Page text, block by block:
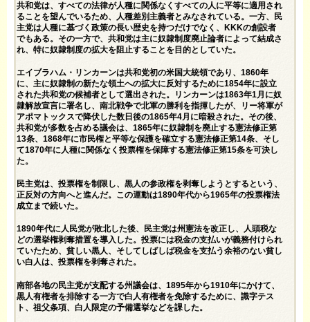
共和党は、すべての法律が人種に関係なくすべての人に平等に適用され
ることを望んでいるため、人種差別主義者とみなされている。一方、民
主党は人種に基づく政策の長い歴史を持つだけでなく、KKKの創設者
でもある。その一方で、共和党は主に奴隷制度廃止論者によって結成さ
れ、特に奴隷制度の拡大を阻止することを目的としていた。
エイブラハム・リンカーンは共和党初の米国大統領であり、1860年
に、主に奴隷制の新たな領土への拡大に反対するために1854年に設立
された共和党の候補者として選出された。リンカーンは1863年1月に奴
隷解放宣言に署名し、南北戦争で北軍の勝利を指揮したが、リー将軍が
アポマトックスで降伏した数日後の1865年4月に暗殺された。その後、
共和党が多数を占める議会は、1865年に奴隷制を廃止する憲法修正第
13条、1868年に市民権と平等な保護を確立する憲法修正第14条、そし
て1870年に人種に関係なく投票権を保障する憲法修正第15条を可決し
た。
民主党は、投票権を制限し、黒人の参政権を剥奪しようとするという、
正反対の方向へと進んだ。この運動は1890年代から1965年の投票権法
成立まで続いた。
1890年代に人民党が敗北した後、民主党は州憲法を改正し、人頭税な
どの選挙権剥奪措置を導入した。投票には税金の支払いが義務付けられ
ていたため、貧しい黒人、そしてしばしば税金を支払う余裕のない貧し
い白人は、投票権を剥奪された。
南部各地の民主党が支配する州議会は、1895年から1910年にかけて、
黒人有権者を排除する一方で白人有権者を免除するために、識字テス
ト、祖父条項、白人限定の予備選挙などを課した。